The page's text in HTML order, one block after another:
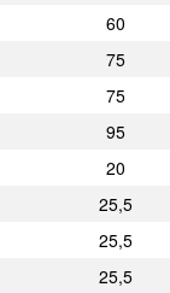
60
75
75
95
20
25,5
25,5
25,5